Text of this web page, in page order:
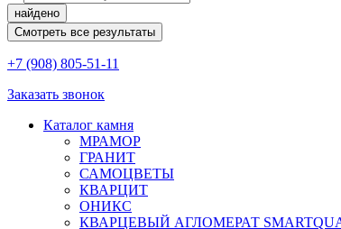
найдено
Смотреть все результаты
+7 (908) 805-51-11
Заказать звонок
Каталог камня
МРАМОР
ГРАНИТ
САМОЦВЕТЫ
КВАРЦИТ
ОНИКС
КВАРЦЕВЫЙ АГЛОМЕРАТ